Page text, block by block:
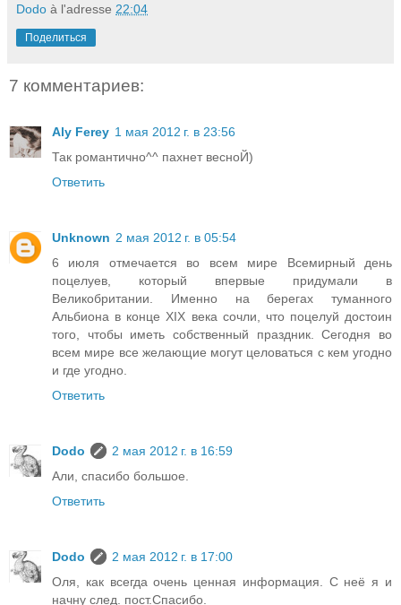
Dodo à l'adresse 22:04
Поделиться
7 комментариев:
Aly Ferey 1 мая 2012 г. в 23:56
Так романтично^^ пахнет весноЙ)
Ответить
Unknown 2 мая 2012 г. в 05:54
6 июля отмечается во всем мире Всемирный день
поцелуев, который впервые придумали в
Великобритании. Именно на берегах туманного
Альбиона в конце XIX века сочли, что поцелуй достоин
того, чтобы иметь собственный праздник. Сегодня во
всем мире все желающие могут целоваться с кем угодно
и где угодно.
Ответить
Dodo
2 мая 2012 г. в 16:59
Али, спасибо большое.
Ответить
Dodo
2 мая 2012 г. в 17:00
Оля, как всегда очень ценная информация. С неё я и
начну след. пост.Спасибо.